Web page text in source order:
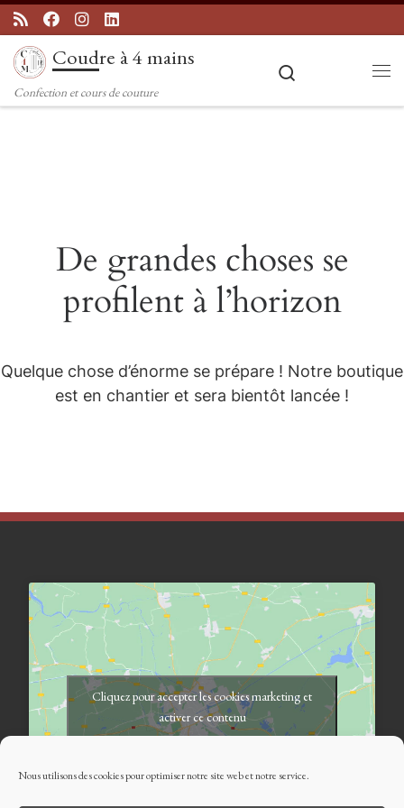
Nous utilisons des cookies pour optimiser notre site web et notre service.
Passer au contenu
Coudre à 4 mains
Confection et cours de couture
De grandes choses se
profilent à l’horizon
Quelque chose d’énorme se prépare ! Notre boutique
est en chantier et sera bientôt lancée !
Cliquez pour accepter les cookies marketing et
activer ce contenu